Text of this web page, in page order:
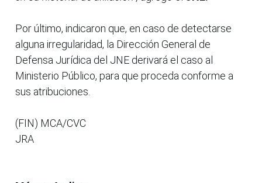
Por último, indicaron que, en caso de detectarse
alguna irregularidad, la Dirección General de
Defensa Jurídica del JNE derivará el caso al
Ministerio Público, para que proceda conforme a
sus atribuciones.
(FIN) MCA/CVC
JRA